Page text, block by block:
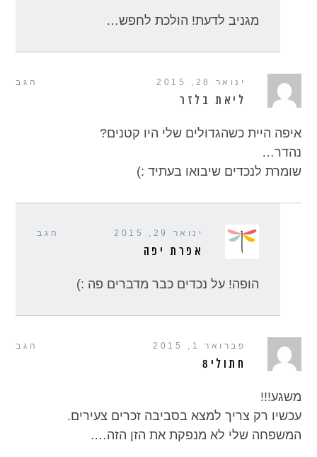
מגניב לדעת! הולכת לחפש…
הגב ינואר 28, 2015
ליאת בלזר
איפה היית כשהגדולים שלי היו קטנים?
נהדר…
שומרת לנכדים שיבואו בעתיד :)
הגב ינואר 29, 2015
אפרת יפה
הופה! על נכדים כבר מדברים פה :)
הגב פברואר 1, 2015
חתולי8
משגע!!!
עכשיו רק צריך למצא בסביבה זכרים צעירים.
המשפחה שלי לא מנפקת את הזן הזה….